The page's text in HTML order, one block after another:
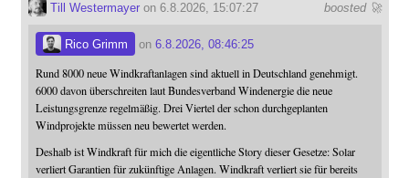
boosted 🚀
Till Westermayeron 6.8.2026, 15:07:27
Rico Grimm on 6.8.2026, 08:46:25
Rund 8000 neue Windkraftanlagen sind aktuell in Deutschland genehmigt.
6000 davon überschreiten laut Bundesverband Windenergie die neue
Leistungsgrenze regelmäßig. Drei Viertel der schon durchgeplanten
Windprojekte müssen neu bewertet werden.
Deshalb ist Windkraft für mich die eigentliche Story dieser Gesetze: Solar
verliert Garantien für zukünftige Anlagen. Windkraft verliert sie für bereits